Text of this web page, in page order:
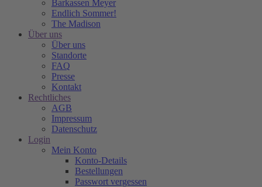
Barkassen Meyer
Endlich Sommer!
The Madison
Über uns
Über uns
Standorte
FAQ
Presse
Kontakt
Rechtliches
AGB
Impressum
Datenschutz
Login
Mein Konto
Konto-Details
Bestellungen
Passwort vergessen